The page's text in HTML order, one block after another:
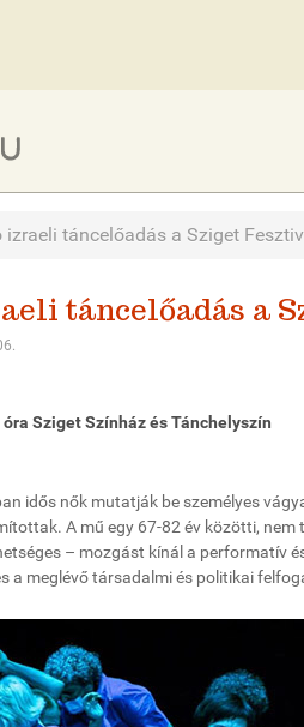
izraeli táncelőadás a Sziget
táncelőadás a
Sziget Színház és Tánchelyszín
idős nők mutatják be személyes
A mű egy 67-82 év közötti,
– mozgást kínál a performatív
a meglévő társadalmi és politikai